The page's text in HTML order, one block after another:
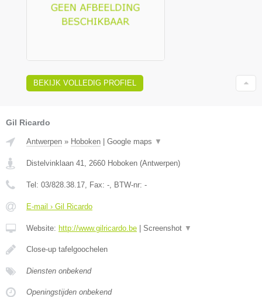
BEKIJK VOLLEDIG PROFIEL
Gil Ricardo
Antwerpen » Hoboken | Google maps ▼
Distelvinklaan 41 2660 Hoboken (Antwerpen)
Tel: 03/828.38.17 , Fax: - , BTW-nr: -
E-mail › Gil Ricardo
Website: http://www.gilricardo.be | Screenshot ▼
Close-up tafelgoochelen
Diensten onbekend
Openingstijden onbekend